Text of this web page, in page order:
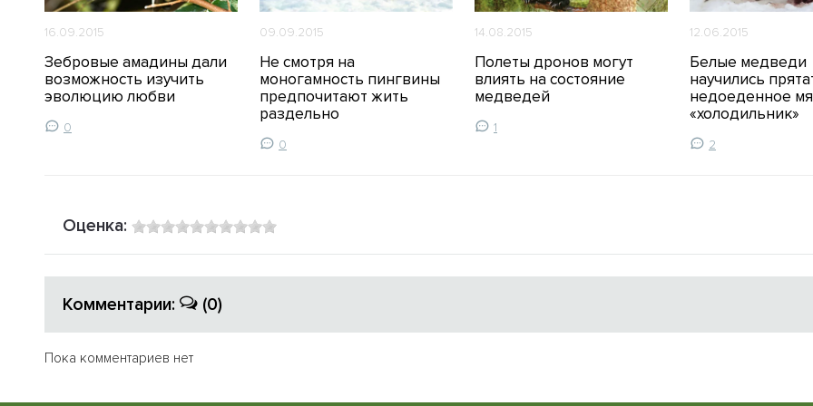
16.09.2015
Зебровые амадины дали
возможность изучить
эволюцию любви
0
09.09.2015
Не смотря на
моногамность пингвины
предпочитают жить
раздельно
0
14.08.2015
Полеты дронов могут
влиять на состояние
медведей
1
12.06.2015
Белые медведи
научились
недоеденное
«холодильник»
2
Оценка:
Комментарии: (0)
Пока комментариев нет